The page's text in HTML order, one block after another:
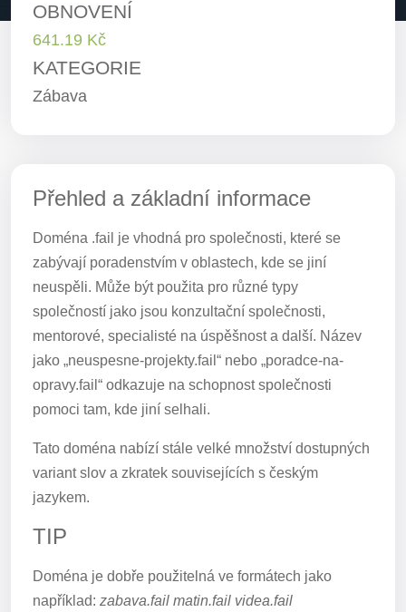
OBNOVENÍ
641.19 Kč
KATEGORIE
Zábava
Přehled a základní informace
Doména .fail je vhodná pro společnosti, které se
zabývají poradenstvím v oblastech, kde se jiní
neuspěli. Může být použita pro různé typy
společností jako jsou konzultační společnosti,
mentorové, specialisté na úspěšnost a další. Název
jako „neuspesne-projekty.fail“ nebo „poradce-na-
opravy.fail“ odkazuje na schopnost společnosti
pomoci tam, kde jiní selhali.
Tato doména nabízí stále velké množství dostupných
variant slov a zkratek souvisejících s českým
jazykem.
TIP
Doména je dobře použitelná ve formátech jako
například: zabava.fail matin.fail videa.fail